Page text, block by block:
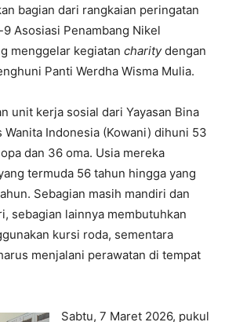
bagian dari rangkaian peringatan
Asosiasi Penambang Nikel
menggelar kegiatan charitydengan
Panti Werdha Wisma Mulia.
unit kerja sosial dari Yayasan Bina
Wanita Indonesia (Kowani) dihuni 53
dan 36 oma. Usia mereka
termuda 56 tahun hingga yang
Sebagian masih mandiri dan
sebagian lainnya membutuhkan
kursi roda, sementara
menjalani perawatan di tempat
Sabtu, 7 Maret 2026, pukul